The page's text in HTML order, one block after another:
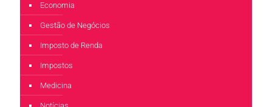
Economia
Gestão de Negócios
Imposto de Renda
Impostos
Medicina